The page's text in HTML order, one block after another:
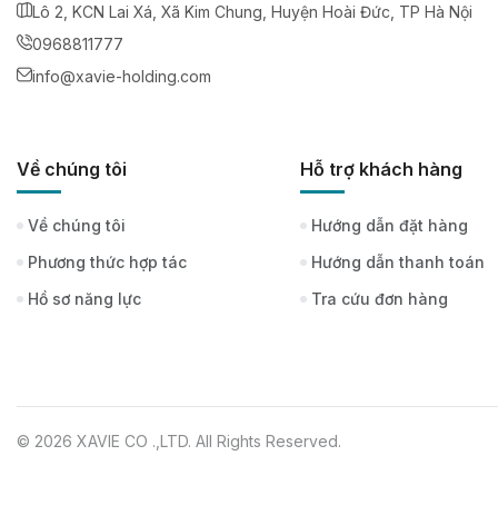
Lô 2, KCN Lai Xá, Xã Kim Chung, Huyện Hoài Đức, TP Hà Nội
0968811777
info@xavie-holding.com
Về chúng tôi
Về chúng tôi
Phương thức hợp tác
Hồ sơ năng lực
Hỗ trợ khách hàng
Hướng dẫn đặt hàng
Hướng dẫn thanh toán
Tra cứu đơn hàng
© 2026 XAVIE CO .,LTD. All Rights Reserved.